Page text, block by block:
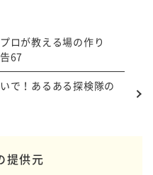
ロが教える場の作り
67
で！あるある探検隊の
提供元